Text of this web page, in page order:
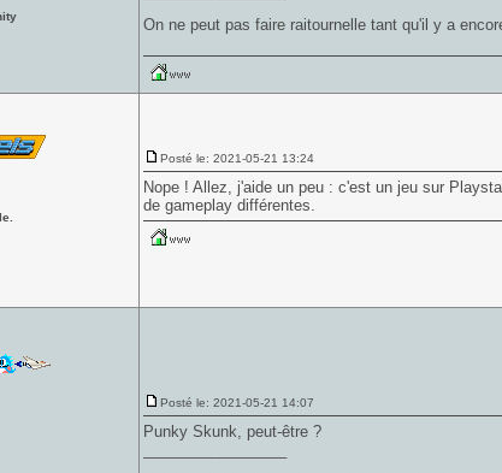
On ne peut pas faire raitournelle tant qu'il y a
Posté le: 2021-05-21 13:24
Nope ! Allez, j'aide un peu : c'est un jeu sur
de gameplay différentes.
Posté le: 2021-05-21 14:07
Punky Skunk, peut-être ?